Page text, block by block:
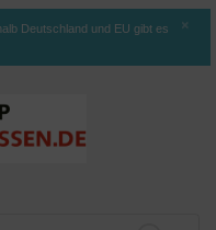
Deutschland und EU gibt es
×